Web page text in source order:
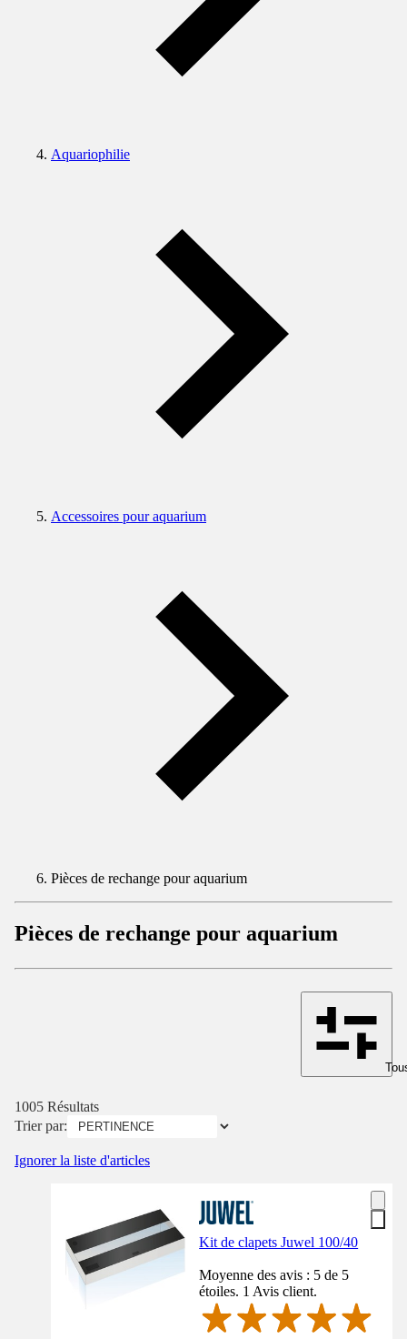
Aquariophilie
Accessoires pour aquarium
Pièces de rechange pour aquarium
Pièces de rechange pour aquarium
1005 Résultats
Trier par:
Ignorer la liste d'articles
Kit de clapets Juwel 100/40
Moyenne des avis : 5 de 5
étoiles. 1 Avis client.